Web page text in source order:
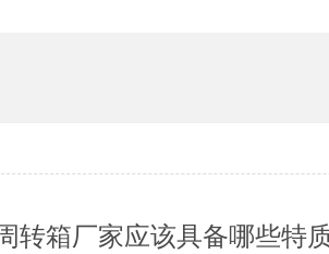
转箱厂家应该具备哪些特